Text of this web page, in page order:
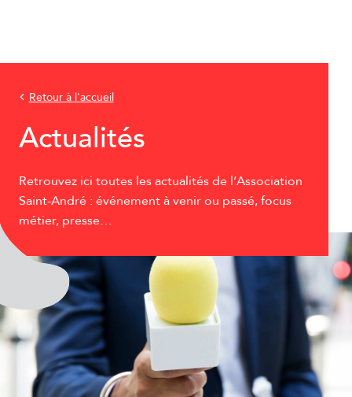
Retour à l'accueil
Actualités
Retrouvez ici toutes les actualités de l’Association
Saint-André : événement à venir ou passé, focus
métier, presse…